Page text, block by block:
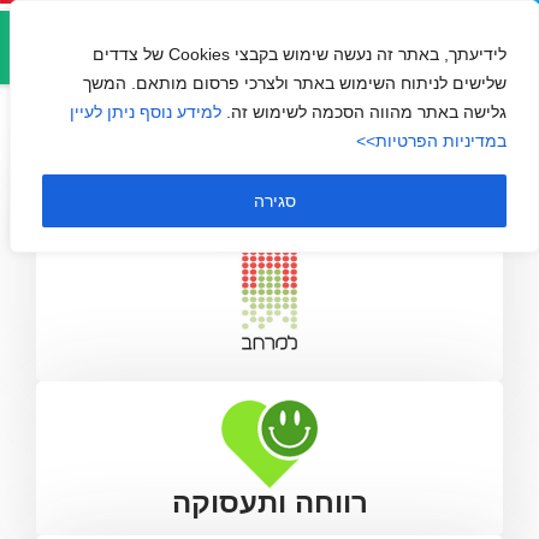
לידיעתך, באתר זה נעשה שימוש בקבצי Cookies של צדדים
שלישים לניתוח השימוש באתר ולצרכי פרסום מותאם. המשך
גלישה באתר מהווה הסכמה לשימוש זה. למידע נוסף ניתן לעיין
במדיניות הפרטיות>>
סגירה
למרחב
רווחה ותעסוקה